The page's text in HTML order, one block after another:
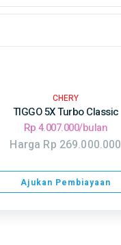
CHERY
TIGGO 5X Turbo Classic
Rp 4.007.000/bulan
Harga Rp 269.000.000
Ajukan Pembiayaan